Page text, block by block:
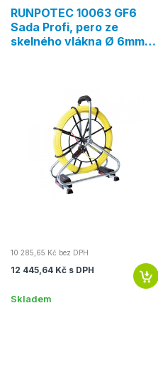
RUNPOTEC 10063 GF6
Sada Profi, pero ze
skelného vlákna Ø 6mm,
10 285,65 Kč bez DPH
12 445,64 Kč s DPH
Skladem